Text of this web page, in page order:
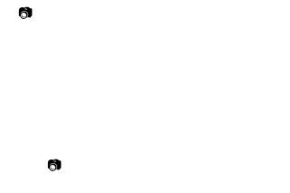
송지현 기자📷ㅣ 기사입력 2012/01/12 [17:18]
📷